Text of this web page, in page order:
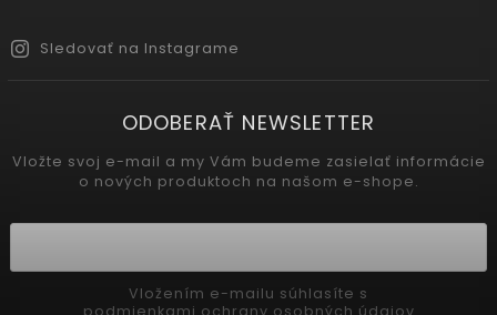
Sledovať na Instagrame
ODOBERAŤ NEWSLETTER
Vložte svoj e-mail a my Vám budeme zasielať informácie
o nových produktoch na našom e-shope.